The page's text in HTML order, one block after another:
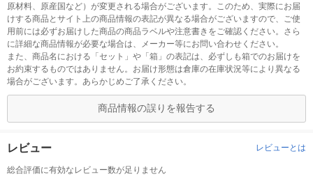
原材料、原産国など）が変更される場合がございます。このため、実際にお届
けする商品とサイト上の商品情報の表記が異なる場合がございますので、ご使
用前には必ずお届けした商品の商品ラベルや注意書きをご確認ください。さら
に詳細な商品情報が必要な場合は、メーカー等にお問い合わせください。
また、商品名における「セット」や「箱」の表記は、必ずしも箱でのお届けを
お約束するものではありません。お届け形態は倉庫の在庫状況等により異なる
場合がございます。あらかじめご了承ください。
商品情報の誤りを報告する
レビュー レビューとは
総合評価に有効なレビュー数が足りません